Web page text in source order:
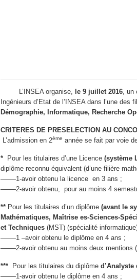
L’INSEA organise, le 9 juillet 2016, un
Ingénieurs d’Etat de l’INSEA dans l’une des
Démographie, Informatique, Recherche
CRITERES DE PRESELECTION AU
L’admission en 2ème année se fait par voie
* Pour les titulaires d’une Licence (système
diplôme reconnu équivalent (d’une filière
——-1-avoir obtenu la licence en 3 ans ;
——-2-avoir obtenu, pour au moins 4
** Pour les titulaires d’un diplôme (avant le
Mathématiques, Maîtrise es-Sciences-
et Techniques (MST) (spécialité
——-1 –avoir obtenu le diplôme en 4 ans ;
——-2-avoir obtenu au moins deux mentions
*** Pour les titulaires du diplôme d’Analyste
——-1-avoir obtenu le diplôme en 4 ans ;